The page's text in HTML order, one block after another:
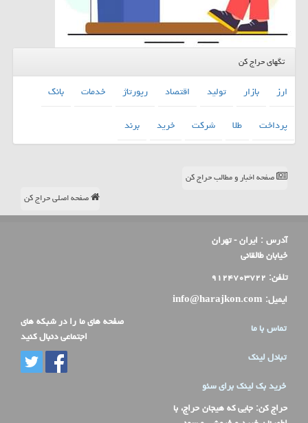
تگهای حراج کن
ارز بازار تولید اقتصاد رپورتاژ خدمات
بانك
پرداخت
طلا شركت خرید برند
صفحه اخبار و مطالب حراج کن
صفحه اصلی حراج کن
آدرس : ایران - تهران
خیابان طالقانی
تلفن: ۹۱۲۴۷۰۳۷۲۲
ایمیل: info@harajkon.com
تماس با ما
تبادل لینک
خرید بک لینک برای سئو
حراج کن: جایی که هیجان حراج، با
صفحه های ما را در شبکه های
اجتماعی دنبال کنید